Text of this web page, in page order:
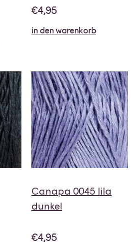
€4,95
in den warenkorb
Canapa 0045 lila
dunkel
€4,95